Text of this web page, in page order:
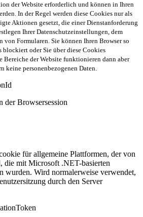
der Website erforderlich und können in Ihren
In der Regel werden diese Cookies nur als
Aktionen gesetzt, die einer Dienstanforderung
Ihrer Datenschutzeinstellungen, dem
von Formularen. Sie können Ihren Browser so
blockiert oder Sie über diese Cookies
der Website funktionieren dann aber
keine personenbezogenen Daten.
der Browsersession
für allgemeine Plattformen, der von
die mit Microsoft .NET-basierten
wurden. Wird normalerweise verwendet,
durch den Server